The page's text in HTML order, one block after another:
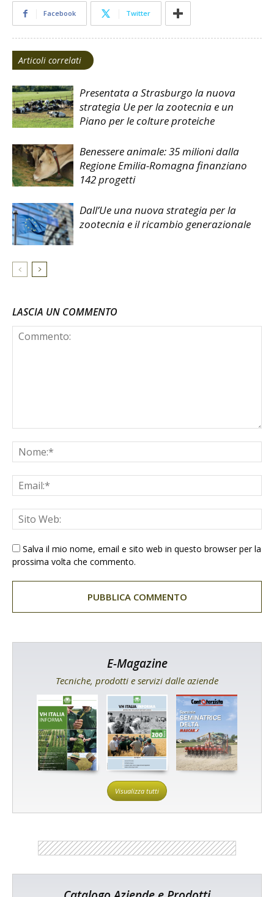
Facebook Twitter
Articoli correlati
Presentata a Strasburgo la nuova
strategia Ue per la zootecnia e un
Piano per le colture proteiche
Benessere animale: 35 milioni dalla
Regione Emilia-Romagna finanziano
142 progetti
Dall’Ue una nuova strategia per la
zootecnia e il ricambio generazionale
LASCIA UN COMMENTO
Salva il mio nome, email e sito web in questo browser per la
prossima volta che commento.
E-Magazine
Tecniche, prodotti e servizi dalle aziende
Visualizza tutti